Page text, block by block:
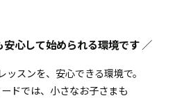
安心して始められる環境です／
ッスンを、安心できる環境で。
ドでは、小さなお子さまも